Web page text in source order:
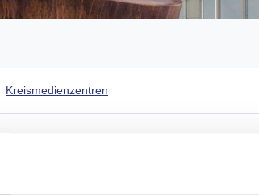
Kreismedienzentren